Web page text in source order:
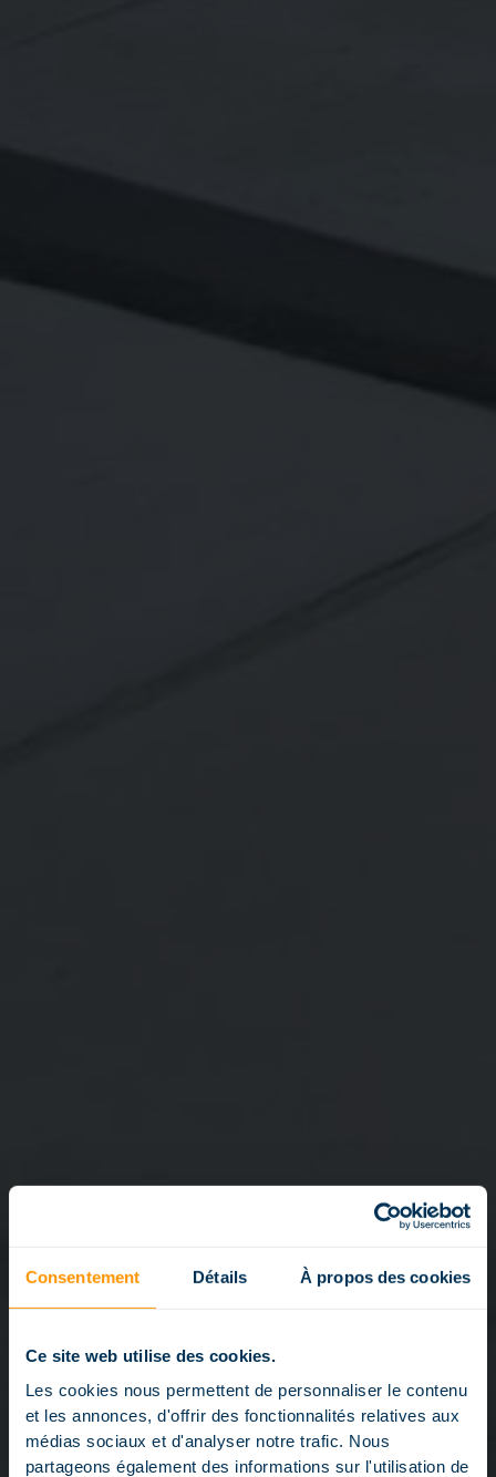
Consentement Détails À propos des cookies
Ce site web utilise des cookies.
Les cookies nous permettent de personnaliser le contenu
et les annonces, d'offrir des fonctionnalités relatives aux
médias sociaux et d'analyser notre trafic. Nous
partageons également des informations sur l'utilisation de